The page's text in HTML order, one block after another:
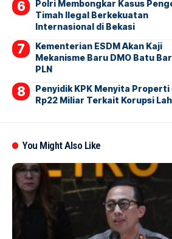
Polri Membongkar Kasus
Timah Ilegal Berkekuatan
Internasional di Bekasi
Kementerian ESDM Akan Kaji
Mekanisme Baru DMO Batu
PLN
Penyidik KPK Menyita Properti
Rp22 Miliar Terkait Korupsi
You Might Also Like